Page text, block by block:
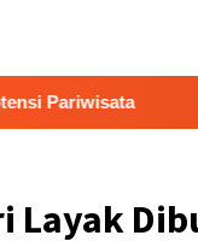
Film
Layak